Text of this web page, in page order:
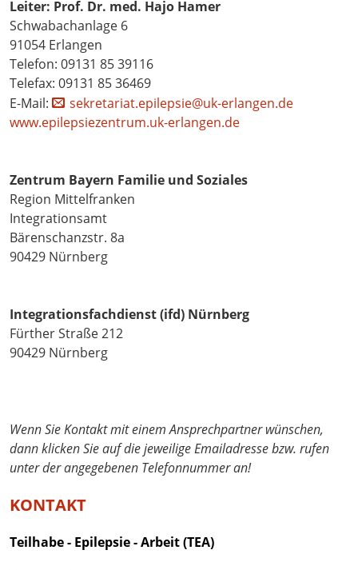
Leiter: Prof. Dr. med. Hajo Hamer
Schwabachanlage 6
91054 Erlangen
Telefon: 09131 85 39116
Telefax: 09131 85 36469
E-Mail:
sekretariat.epilepsie@uk-erlangen.de
www.epilepsiezentrum.uk-erlangen.de
Zentrum Bayern Familie und Soziales
Region Mittelfranken
Integrationsamt
Bärenschanzstr. 8a
90429 Nürnberg
Integrationsfachdienst (ifd) Nürnberg
Fürther Straße 212
90429 Nürnberg
Wenn Sie Kontakt mit einem Ansprechpartner wünschen,
dann klicken Sie auf die jeweilige Emailadresse bzw. rufen
unter der angegebenen Telefonnummer an!
KONTAKT
Teilhabe - Epilepsie - Arbeit (TEA)